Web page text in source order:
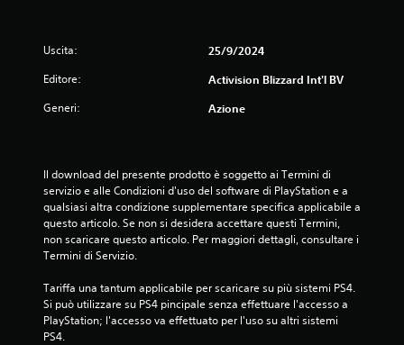
e
c
i
n
q
u
Uscita: 25/9/2024
Editore: Activision Blizzard Int'l BV
Generi: Azione
Il download del presente prodotto è soggetto ai Termini di
servizio e alle Condizioni d'uso del software di PlayStation e a
qualsiasi altra condizione supplementare specifica applicabile a
questo articolo. Se non si desidera accettare questi Termini,
non scaricare questo articolo. Per maggiori dettagli, consultare i
Termini di Servizio.
Tariffa una tantum applicabile per scaricare su più sistemi PS4.
Si può utilizzare su PS4 pincipale senza effettuare l'accesso a
PlayStation; l'accesso va effettuato per l'uso su altri sistemi
PS4.